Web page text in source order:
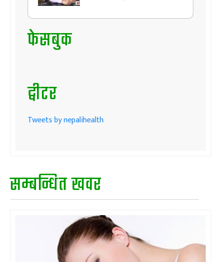
फेसबुक
ट्वीटर
Tweets by nepalihealth
सम्बन्धित खवर